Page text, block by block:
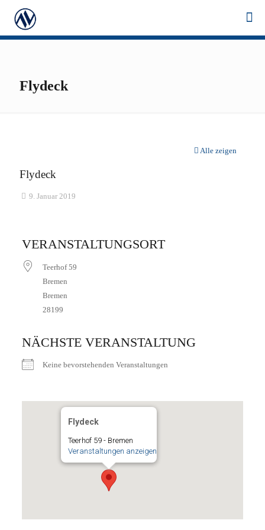
Flydeck
Alle zeigen
Flydeck
9. Januar 2019
VERANSTALTUNGSORT
Teerhof 59
Bremen
Bremen
28199
NÄCHSTE VERANSTALTUNG
Keine bevorstehenden Veranstaltungen
Flydeck
Teerhof 59 - Bremen
Veranstaltungen anzeigen